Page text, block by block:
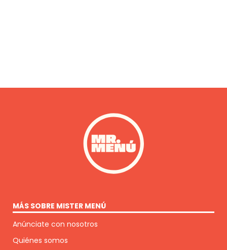
MÁS SOBRE MISTER MENÚ
Anúnciate con nosotros
Quiénes somos